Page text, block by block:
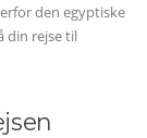
den egyptiske
din rejse til